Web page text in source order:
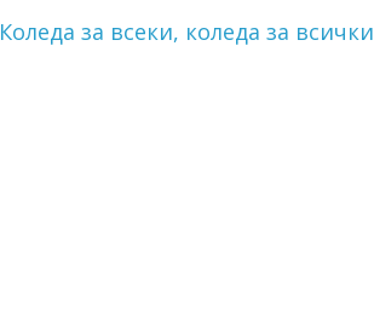
Коледа за всеки, коледа за всички